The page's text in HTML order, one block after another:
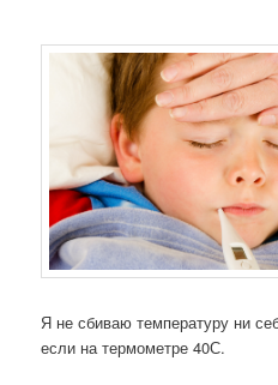
Я не сбиваю температуру ни
если на термометре 40С.